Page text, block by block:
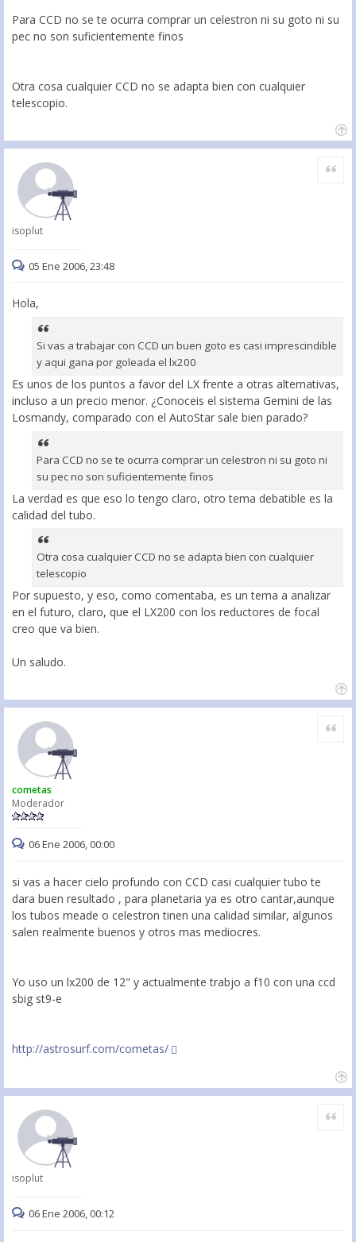
Para CCD no se te ocurra comprar un celestron ni su goto ni su
pec no son suficientemente finos
Otra cosa cualquier CCD no se adapta bien con cualquier
telescopio.
isoplut
Citar
05 Ene 2006, 23:48
Hola,
Si vas a trabajar con CCD un buen goto es casi imprescindible
y aqui gana por goleada el lx200
Es unos de los puntos a favor del LX frente a otras alternativas,
incluso a un precio menor. ¿Conoceis el sistema Gemini de las
Losmandy, comparado con el AutoStar sale bien parado?
Para CCD no se te ocurra comprar un celestron ni su goto ni
su pec no son suficientemente finos
La verdad es que eso lo tengo claro, otro tema debatible es la
calidad del tubo.
Otra cosa cualquier CCD no se adapta bien con cualquier
telescopio
Por supuesto, y eso, como comentaba, es un tema a analizar
en el futuro, claro, que el LX200 con los reductores de focal
creo que va bien.
Un saludo.
cometas
Moderador
Citar
06 Ene 2006, 00:00
si vas a hacer cielo profundo con CCD casi cualquier tubo te
dara buen resultado , para planetaria ya es otro cantar,aunque
los tubos meade o celestron tinen una calidad similar, algunos
salen realmente buenos y otros mas mediocres.
Yo uso un lx200 de 12" y actualmente trabjo a f10 con una ccd
sbig st9-e
http://astrosurf.com/cometas/
isoplut
Citar
06 Ene 2006, 00:12